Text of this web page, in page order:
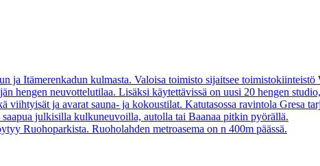
ja Itämerenkadun kulmasta. Valoisa toimisto sijaitsee
hengen neuvottelutilaa. Lisäksi käytettävissä on uusi 20 hengen
ja avarat sauna- ja kokoustilat. Katutasossa ravintola Gresa
julkisilla kulkuneuvoilla, autolla tai Baanaa pitkin pyörällä.
Ruohoparkista. Ruoholahden metroasema on n 400m päässä.